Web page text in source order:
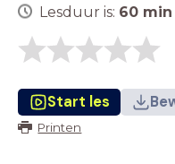
Lesduur is: 60 min
Start les
Printen